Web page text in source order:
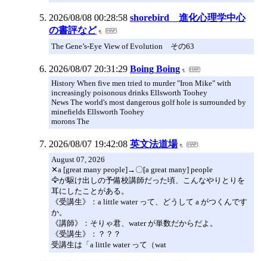
2026/08/08 00:28:58 shorebird 進化心理学中心
の書評など
The Gene’s-Eye View of Evolution その63
2026/08/07 20:31:29 Boing Boing
History When five men tried to murder "Iron Mike" with
increasingly poisonous drinks Ellsworth Toohey
News The world's most dangerous golf hole is surrounded by
minefields Ellsworth Toohey
morons The
2026/08/07 19:42:08 英文法道場
August 07, 2026
✕a [great many people]→〇[a great many] people
🦅が駆け出しの予備校講師だった頃、こんなやりとりを
耳にしたことがある。
《受講生》：a little water って、どうして a がつくんです
か。
《講師》：そりゃ君、water が単数だからだよ。
《受講生》：？？？
受講生は「a little water って（wat